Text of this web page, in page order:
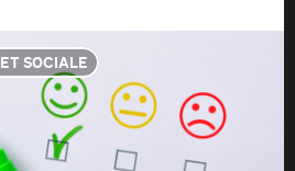
SOCIALE